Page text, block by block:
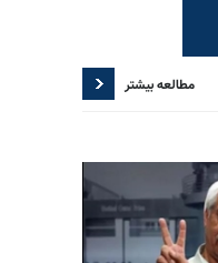
مطالعه بیشتر